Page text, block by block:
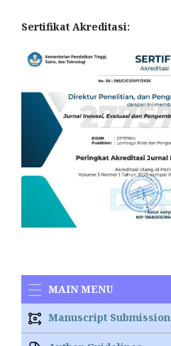
Sertifikat Akreditasi:
MAIN MENU
Manuscript Submission